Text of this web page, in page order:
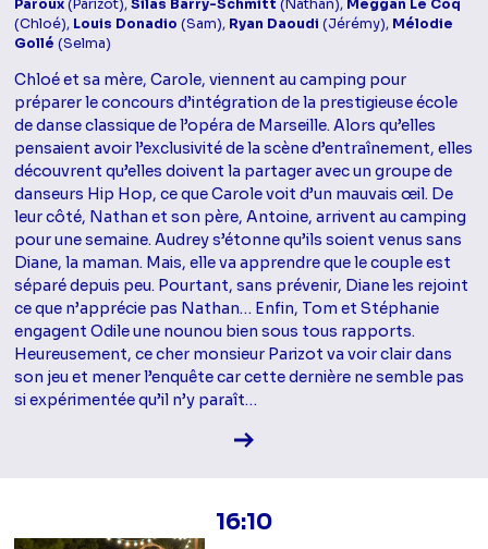
Paroux(Parizot),Silas Barry-Schmitt (Nathan), Meggan Le Coq
(Chloé), Louis Donadio (Sam), Ryan Daoudi (Jérémy), Mélodie
Gollé (Selma)
Chloé et sa mère, Carole, viennent au camping pour
préparer le concours d’intégration de la prestigieuse école
de danse classique de l’opéra de Marseille. Alors qu’elles
pensaient avoir l’exclusivité de la scène d’entraînement, elles
découvrent qu’elles doivent la partager avec un groupe de
danseurs Hip Hop, ce que Carole voit d’un mauvais œil. De
leur côté, Nathan et son père, Antoine, arrivent au camping
pour une semaine. Audrey s’étonne qu’ils soient venus sans
Diane, la maman. Mais, elle va apprendre que le couple est
séparé depuis peu. Pourtant, sans prévenir, Diane les rejoint
ce que n’apprécie pas Nathan… Enfin, Tom et Stéphanie
engagent Odile une nounou bien sous tous rapports.
Heureusement, ce cher monsieur Parizot va voir clair dans
son jeu et mener l’enquête car cette dernière ne semble pas
si expérimentée qu’il n’y paraît…
Voir la fiche diffusion
16:10